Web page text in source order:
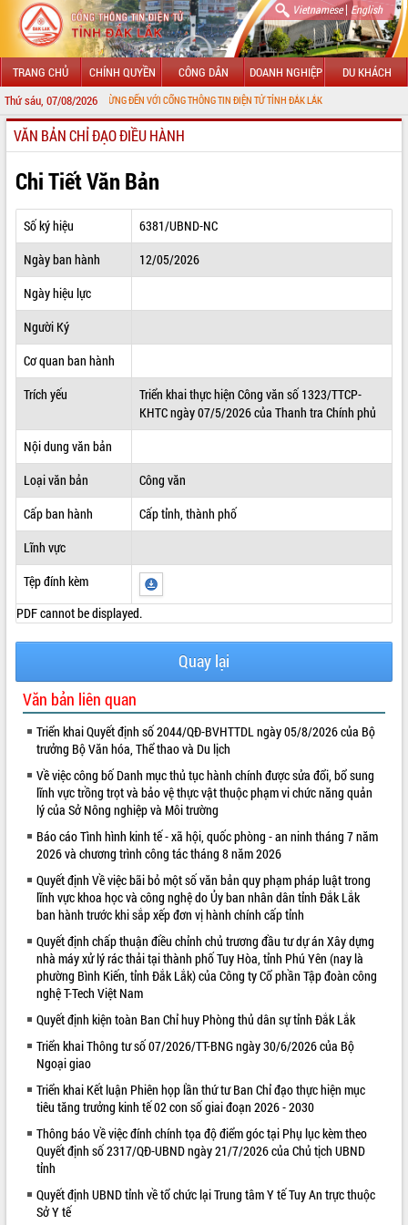
Vietnamese| English
TRANG CHỦ CHÍNH QUYỀN CÔNG DÂN DOANH NGHIỆP DU KHÁCH
Thứ sáu, 07/08/2026
CHÀO MỪNG ĐẾN VỚI CỔNG THÔNG TIN ĐIỆN TỬ TỈNH ĐẮK LẮK
GIỚI THIỆU
LÃNH ĐẠO UBND TỈNH
TIN TỨC SỰ KIỆN
SỞ, BAN, NGÀNH
THÔNG TIN CHỈ ĐẠO ĐIỀU HÀNH
HỆ THỐNG VĂN BẢN
VĂN BẢN HĐND TỈNH
ĐIỂM TIN VĂN BẢN
VIDEO
Khám bệnh, cấp phát thuốc miễn phí
và tặng quà người dân xã Cư Pui
Hội nghị UBND tỉnh Đắk Lắk thường kỳ
tháng 7/2026
Lễ truy tặng danh hiệu “Bà Mẹ Việt
Nam Anh hùng” và trao Huân chương
Lao động
UBND tỉnh Đắk Lắk triển khai nhiệm
Kỳ họp thứ Hai, Hội đồng nhân dân
ALBUM ẢNH
VĂN BẢN CHỈ ĐẠO ĐIỀU HÀNH
Chi Tiết Văn Bản
Số ký hiệu
6381/UBND-NC
Ngày ban hành
12/05/2026
Ngày hiệu lực
Người Ký
Cơ quan ban hành
Trích yếu
Triển khai thực hiện Công văn số 1323/TTCP-
KHTC ngày 07/5/2026 của Thanh tra Chính phủ
Nội dung văn bản
Loại văn bản
Công văn
Cấp ban hành
Cấp tỉnh, thành phố
Lĩnh vực
Tệp đính kèm
PDF cannot be displayed.
Quay lại
Văn bản liên quan
Triển khai Quyết định số 2044/QĐ-BVHTTDL ngày 05/8/2026 của Bộ
trưởng Bộ Văn hóa, Thể thao và Du lịch
Về việc công bố Danh mục thủ tục hành chính được sửa đổi, bổ sung
lĩnh vực trồng trọt và bảo vệ thực vật thuộc phạm vi chức năng quản
lý của Sở Nông nghiệp và Môi trường
Báo cáo Tình hình kinh tế - xã hội, quốc phòng - an ninh tháng 7 năm
2026 và chương trình công tác tháng 8 năm 2026
Quyết định Về việc bãi bỏ một số văn bản quy phạm pháp luật trong
lĩnh vực khoa học và công nghệ do Ủy ban nhân dân tỉnh Đắk Lắk
ban hành trước khi sắp xếp đơn vị hành chính cấp tỉnh
Quyết định chấp thuận điều chỉnh chủ trương đầu tư dự án Xây dựng
nhà máy xử lý rác thải tại thành phố Tuy Hòa, tỉnh Phú Yên (nay là
phường Bình Kiến, tỉnh Đắk Lắk) của Công ty Cổ phần Tập đoàn công
nghệ T-Tech Việt Nam
Quyết định kiện toàn Ban Chỉ huy Phòng thủ dân sự tỉnh Đắk Lắk
Triển khai Thông tư số 07/2026/TT-BNG ngày 30/6/2026 của Bộ
Ngoại giao
Triển khai Kết luận Phiên họp lần thứ tư Ban Chỉ đạo thực hiện mục
tiêu tăng trưởng kinh tế 02 con số giai đoạn 2026 - 2030
Thông báo Về việc đính chính tọa độ điểm góc tại Phụ lục kèm theo
Quyết định số 2317/QĐ-UBND ngày 21/7/2026 của Chủ tịch UBND
tỉnh
Quyết định UBND tỉnh về tổ chức lại Trung tâm Y tế Tuy An trực thuộc
Sở Y tế